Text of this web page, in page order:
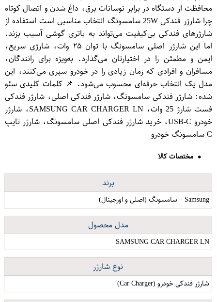
محافظت از دستگاه در برابر نوسانات برق، داغ شدن و اتصال کوتاه
چرا شارژر فندکی 25W سامسونگ انتخاب مناسبی است استفاده از
شارژرهای فندکی بی‌کیفیت می‌تواند به باتری گوشی آسیب بزند.
اما این شارژر اصلی سامسونگ با توان ۲۵ وات، شارژی سریع،
ایمن و مطمئن را در اختیارتان می‌گذارد. به‌ویژه برای رانندگان،
مسافران و افرادی که زمان زیادی را در خودرو سپری می‌کنند، این
مدل یک انتخاب حرفه‌ای محسوب می‌شود. 📌 کلمات کلیدی سئو
شده: شارژر فندکی سامسونگ، شارژر فندکی اصلی، شارژر فندکی
فست شارژ 25 وات، SAMSUNG CAR CHARGER LN، شارژر
خودرو USB-C، خرید شارژر فندکی اصلی سامسونگ، شارژر تایپ
C سامسونگ خودرو
مختصات کالا
برند
Samsung – سامسونگ (اصلی و اورجینال)
مدل محصول
SAMSUNG CAR CHARGER LN
نوع شارژر
شارژر فندکی خودرو (Car Charger)